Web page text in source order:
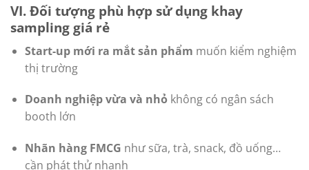
VI. Đối tượng phù hợp sử dụng khay
sampling giá rẻ
Start-up mới ra mắt sản phẩm muốn kiểm nghiệm
thị trường
Doanh nghiệp vừa và nhỏ không có ngân sách
booth lớn
Nhãn hàng FMCG như sữa, trà, snack, đồ uống…
cần phát thử nhanh